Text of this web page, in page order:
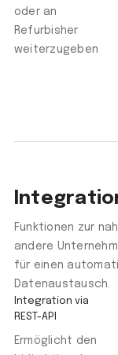
oder an
Refurbisher
weiterzugeben
Funktionen zur
andere
für einen
Datenaustausch.
Integration via
REST-API
Ermöglicht den